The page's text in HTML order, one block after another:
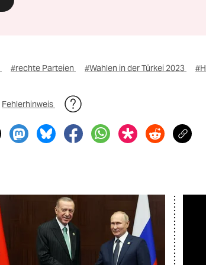
#rechte Parteien #Wahlen in der Türkei 2023
Fehlerhinweis